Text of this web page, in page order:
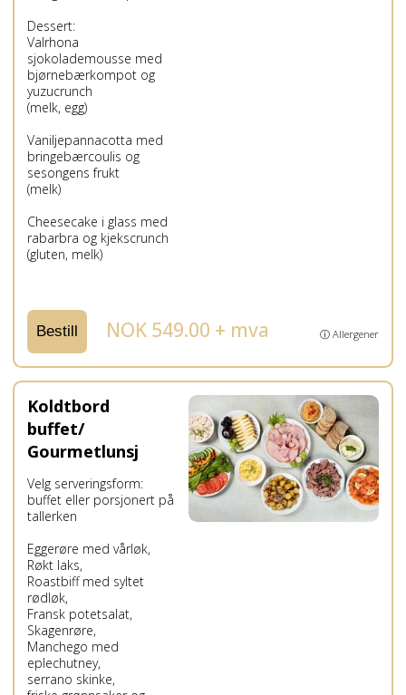
Dessert:
Valrhona
sjokolademousse med
bjørnebærkompot og
yuzucrunch
(melk, egg)
Vaniljepannacotta med
bringebærcoulis og
sesongens frukt
(melk)
Cheesecake i glass med
rabarbra og kjekscrunch
(gluten, melk)
Bestill NOK 549.00 + mva ⓘ Allergener
Koldtbord
buffet/
Gourmetlunsj
Velg serveringsform:
buffet eller porsjonert på
tallerken
Eggerøre med vårløk,
Røkt laks,
Roastbiff med syltet
rødløk,
Fransk potetsalat,
Skagenrøre,
Manchego med
eplechutney,
serrano skinke,